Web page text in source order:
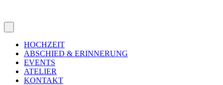
HOCHZEIT
ABSCHIED & ERINNERUNG
EVENTS
ATELIER
KONTAKT